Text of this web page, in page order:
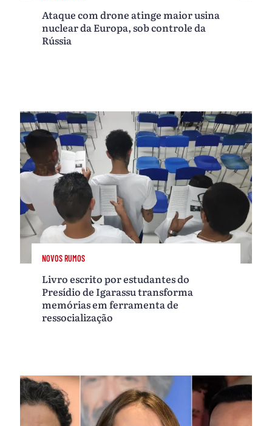
Ataque com drone atinge maior usina
nuclear da Europa, sob controle da
Rússia
NOVOS RUMOS
Livro escrito por estudantes do
Presídio de Igarassu transforma
memórias em ferramenta de
ressocialização